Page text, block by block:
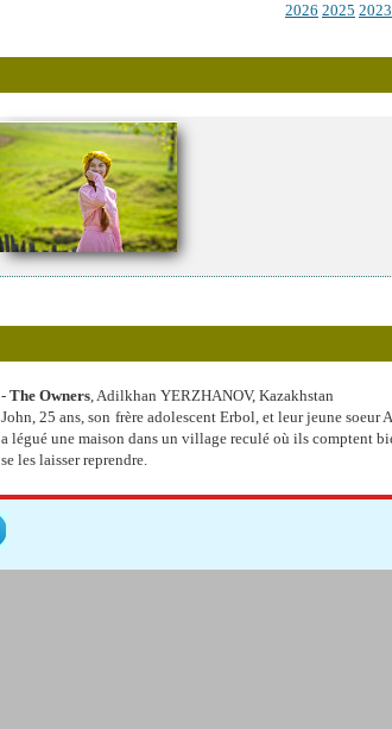
2026 2025 2023
- The Owners, Adilkhan YERZHANOV, Kazakhstan
John, 25 ans, son frère adolescent Erbol, et leur jeune
a légué une maison dans un village reculé où ils comptent
se les laisser reprendre.